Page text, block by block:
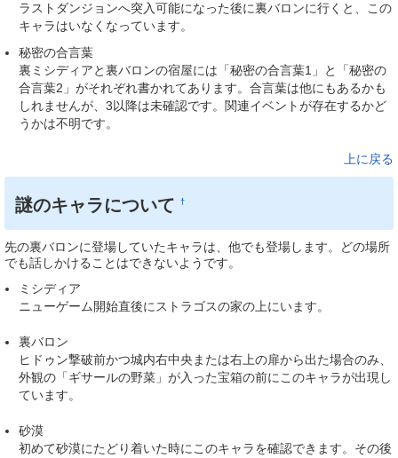
ラストダンジョンへ突入可能になった後に裏バロンに行くと、この
キャラはいなくなっています。
秘密の合言葉
裏ミシディアと裏バロンの宿屋には「秘密の合言葉1」と「秘密の
合言葉2」がそれぞれ書かれてあります。合言葉は他にもあるかも
しれませんが、3以降は未確認です。関連イベントが存在するかど
うかは不明です。
上に戻る
謎のキャラについて†
先の裏バロンに登場していたキャラは、他でも登場します。どの場所
でも話しかけることはできないようです。
ミシディア
ニューゲーム開始直後にストラゴスの家の上にいます。
裏バロン
ヒドゥン撃破前かつ城内右中央または右上の扉から出た場合のみ、
外観の「ギサールの野菜」が入った宝箱の前にこのキャラが出現し
ています。
砂漠
初めて砂漠にたどり着いた時にこのキャラを確認できます。その後